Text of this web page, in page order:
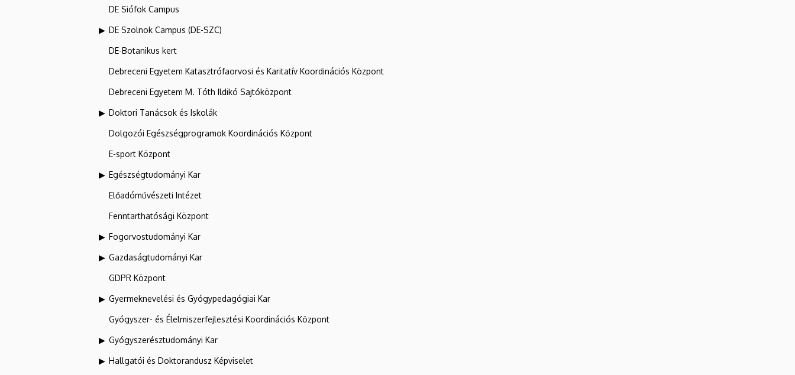
DE Siófok Campus
DE Szolnok Campus (DE-SZC)
DE-Botanikus kert
Debreceni Egyetem Katasztrófaorvosi és Karitatív Koordinációs Központ
Debreceni Egyetem M. Tóth Ildikó Sajtóközpont
Doktori Tanácsok és Iskolák
Dolgozói Egészségprogramok Koordinációs Központ
E-sport Központ
Egészségtudományi Kar
Előadóművészeti Intézet
Fenntarthatósági Központ
Fogorvostudományi Kar
Gazdaságtudományi Kar
GDPR Központ
Gyermeknevelési és Gyógypedagógiai Kar
Gyógyszer- és Élelmiszerfejlesztési Koordinációs Központ
Gyógyszerésztudományi Kar
Hallgatói és Doktorandusz Képviselet